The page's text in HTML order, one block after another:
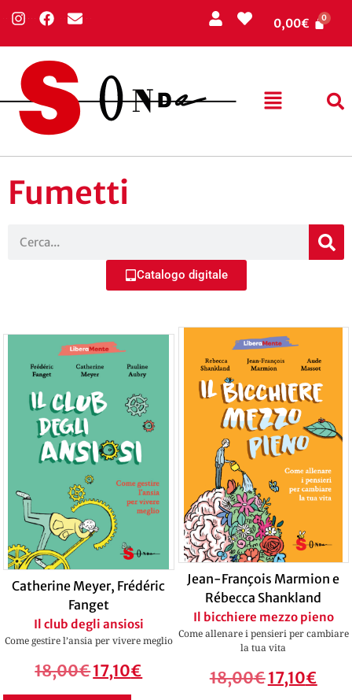
0,00€
Fumetti
Catalogo digitale
Catherine Meyer, Frédéric
Fanget
Il club degli ansiosi
Come gestire l’ansia per vivere meglio
18,00€17,10€
Jean-François Marmion e
Rébecca Shankland
Il bicchiere mezzo pieno
Come allenare i pensieri per cambiare
la tua vita
18,00€17,10€